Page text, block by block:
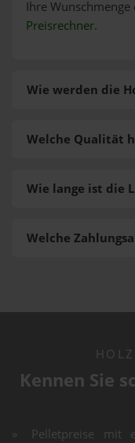
Ihre
Preisrechner.
Wie werden die
Welche
Welche Qualität
Wie lange ist die
Kennen Sie
Pelletpreise mit